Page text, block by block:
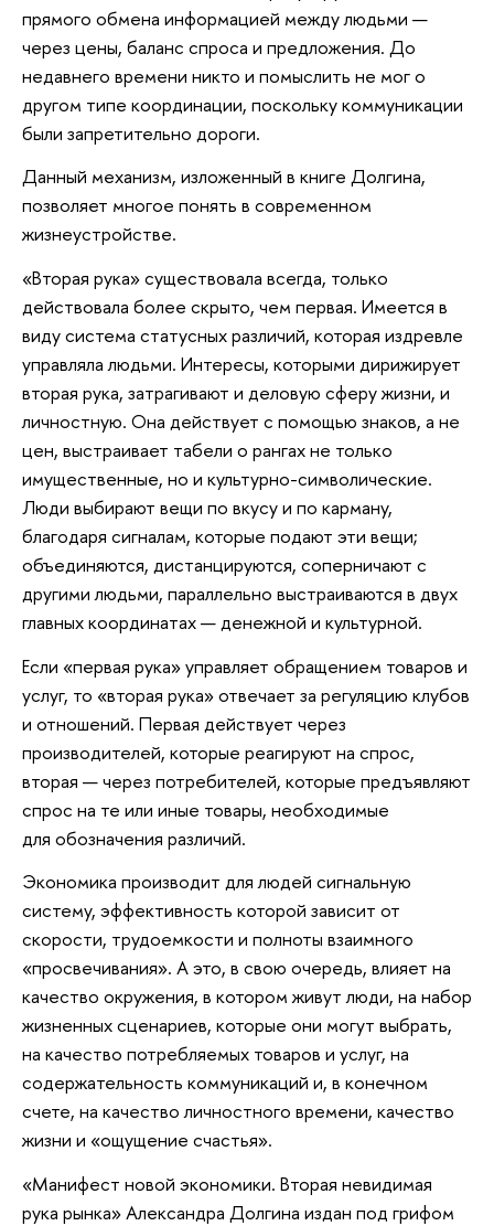
прямого обмена информацией между людьми —
через цены, баланс спроса и предложения. До
недавнего времени никто и помыслить не мог о
другом типе координации, поскольку коммуникации
были запретительно дороги.
Данный механизм, изложенный в книге Долгина,
позволяет многое понять в современном
жизнеустройстве.
«Вторая рука» существовала всегда, только
действовала более скрыто, чем первая. Имеется в
виду система статусных различий, которая издревле
управляла людьми. Интересы, которыми дирижирует
вторая рука, затрагивают и деловую сферу жизни, и
личностную. Она действует с помощью знаков, а не
цен, выстраивает табели о рангах не только
имущественные, но и культурно-символические.
Люди выбирают вещи по вкусу и по карману,
благодаря сигналам, которые подают эти вещи;
объединяются, дистанцируются, соперничают с
другими людьми, параллельно выстраиваются в двух
главных координатах — денежной и культурной.
Если «первая рука» управляет обращением товаров и
услуг, то «вторая рука» отвечает за регуляцию клубов
и отношений. Первая действует через
производителей, которые реагируют на спрос,
вторая — через потребителей, которые предъявляют
спрос на те или иные товары, необходимые
для обозначения различий.
Экономика производит для людей сигнальную
систему, эффективность которой зависит от
скорости, трудоемкости и полноты взаимного
«просвечивания». А это, в свою очередь, влияет на
качество окружения, в котором живут люди, на набор
жизненных сценариев, которые они могут выбрать,
на качество потребляемых товаров и услуг, на
содержательность коммуникаций и, в конечном
счете, на качество личностного времени, качество
жизни и «ощущение счастья».
«Манифест новой экономики. Вторая невидимая
рука рынка» Александра Долгина издан под грифом